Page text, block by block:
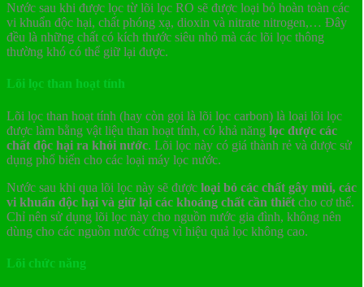
Nước sau khi được lọc từ lõi lọc RO sẽ được loại bỏ hoàn toàn các
vi khuẩn độc hại, chất phóng xạ, dioxin và nitrate nitrogen,… Đây
đều là những chất có kích thước siêu nhỏ mà các lõi lọc thông
thường khó có thể giữ lại được.
Lõi lọc than hoạt tính
Lõi lọc than hoạt tính (hay còn gọi là lõi lọc carbon) là loại lõi lọc
được làm bằng vật liệu than hoạt tính, có khả năng lọc được các
chất độc hại ra khỏi nước. Lõi lọc này có giá thành rẻ và được sử
dụng phổ biến cho các loại máy lọc nước.
Nước sau khi qua lõi lọc này sẽ được loại bỏ các chất gây mùi, các
vi khuẩn độc hại và giữ lại các khoáng chất cần thiết cho cơ thể.
Chỉ nên sử dụng lõi lọc này cho nguồn nước gia đình, không nên
dùng cho các nguồn nước cứng vì hiệu quả lọc không cao.
Lõi chức năng